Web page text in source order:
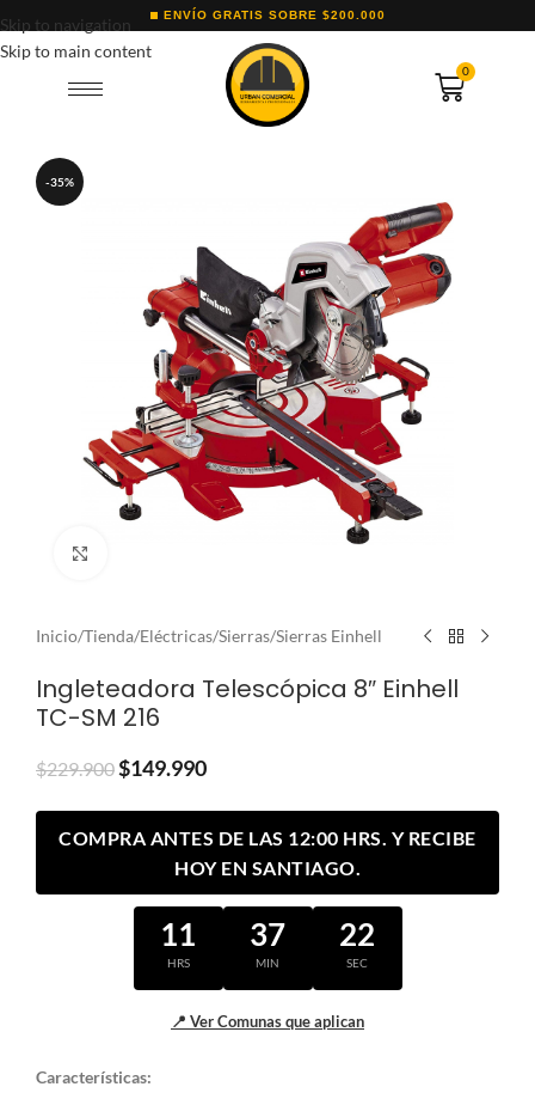
Skip to navigation
Skip to main content
ENVÍO GRATIS SOBRE $200.000
0
-35%
Inicio/Tienda/Eléctricas/Sierras/Sierras Einhell
Ingleteadora Telescópica 8″ Einhell
TC-SM 216
$229.900$149.990
COMPRA ANTES DE LAS 12:00 HRS. Y RECIBE
HOY EN SANTIAGO.
11
HRS
37
MIN
22
SEC
📍 Ver Comunas que aplican
Características: